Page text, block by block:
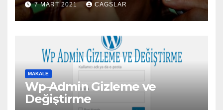
7 MART 2021 CAGSLAR
MAKALE
Wp-Admin Gizleme ve
Değiştirme